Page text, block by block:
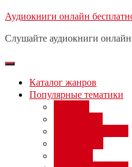
Перейти
содержимому
Аудиокниги онлайн
Слушайте аудиокниги
Каталог жанров
Популярные тематики